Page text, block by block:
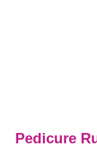
Pedicure